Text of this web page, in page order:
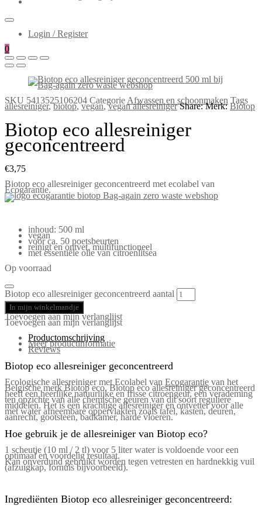
Login / Register
0
SKU 5413525106204 Categorie Afwassen en schoonmaken Tags
allesreiniger,biotop,vegan,vegan allesreiniger Share: Merk:Biotop
Biotop eco allesreiniger
geconcentreerd
€3,75
Biotop eco allesreiniger geconcentreerd met ecolabel van
Ecogarantie.
inhoud: 500 ml
vegan
voor ca. 50 poetsbeurten
reinigt en ontvet, multifunctioneel
met essentiële olie van citroenlitsea
Op voorraad
Biotop eco allesreiniger geconcentreerd aantal
In mijn winkelmandje
Toevoegen aan mijn verlanglijst
Toevoegen aan mijn verlanglijst
Productomschrijving
Meer productinformatie
Reviews
Biotop eco allesreiniger geconcentreerd
Ecologische allesreiniger met Ecolabel van Ecogarantie van het
Belgische merk Biotop eco. Biotop eco allesreiniger geconcentreerd
heeft een heerlijke natuurlijke en frisse citroengeur, een verademing
ten opzichte van alle chemische geuren van dit soort reguliere
middelen. Het is een krachtige allesreiniger en ontvetter voor alle
met water afneembare oppervlakten zoals tafel, kasten, deuren,
aanrecht, gootsteen, badkamer, harde vloeren.
Hoe gebruik je de allesreiniger van Biotop eco?
1 scheutje (10 ml / 2 tl) voor 5 liter water is voldoende voor een
optimaal en voordelig resultaat.
Kan onverdund gebruikt worden tegen vetresten en hardnekkig vuil
(afzuigkap, fornuis bijvoorbeeld).
Ingrediënten Biotop eco allesreiniger geconcentreerd: